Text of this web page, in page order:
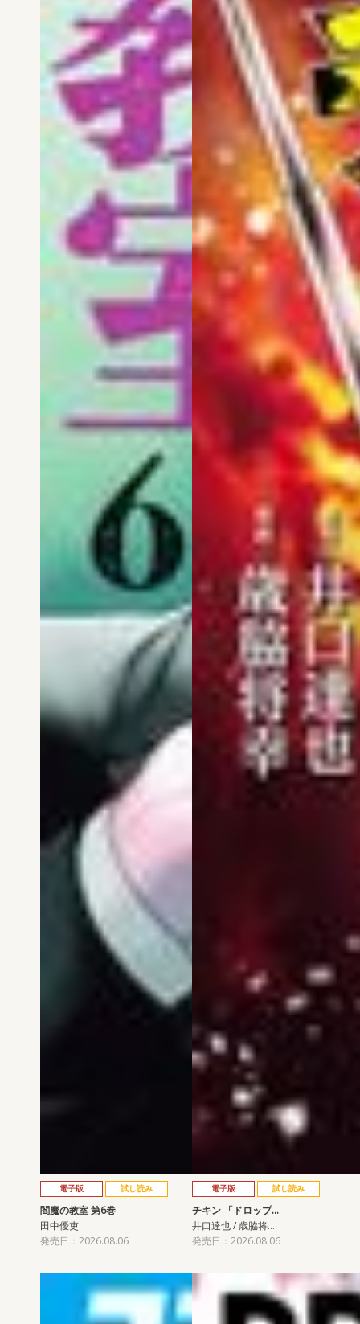
電子版 試し読み
閻魔の教室 第6巻
田中優吏
発売日：2026.08.06
電子版 試し読み
チキン 「ドロップ…
井口達也 / 歳脇将…
発売日：2026.08.06